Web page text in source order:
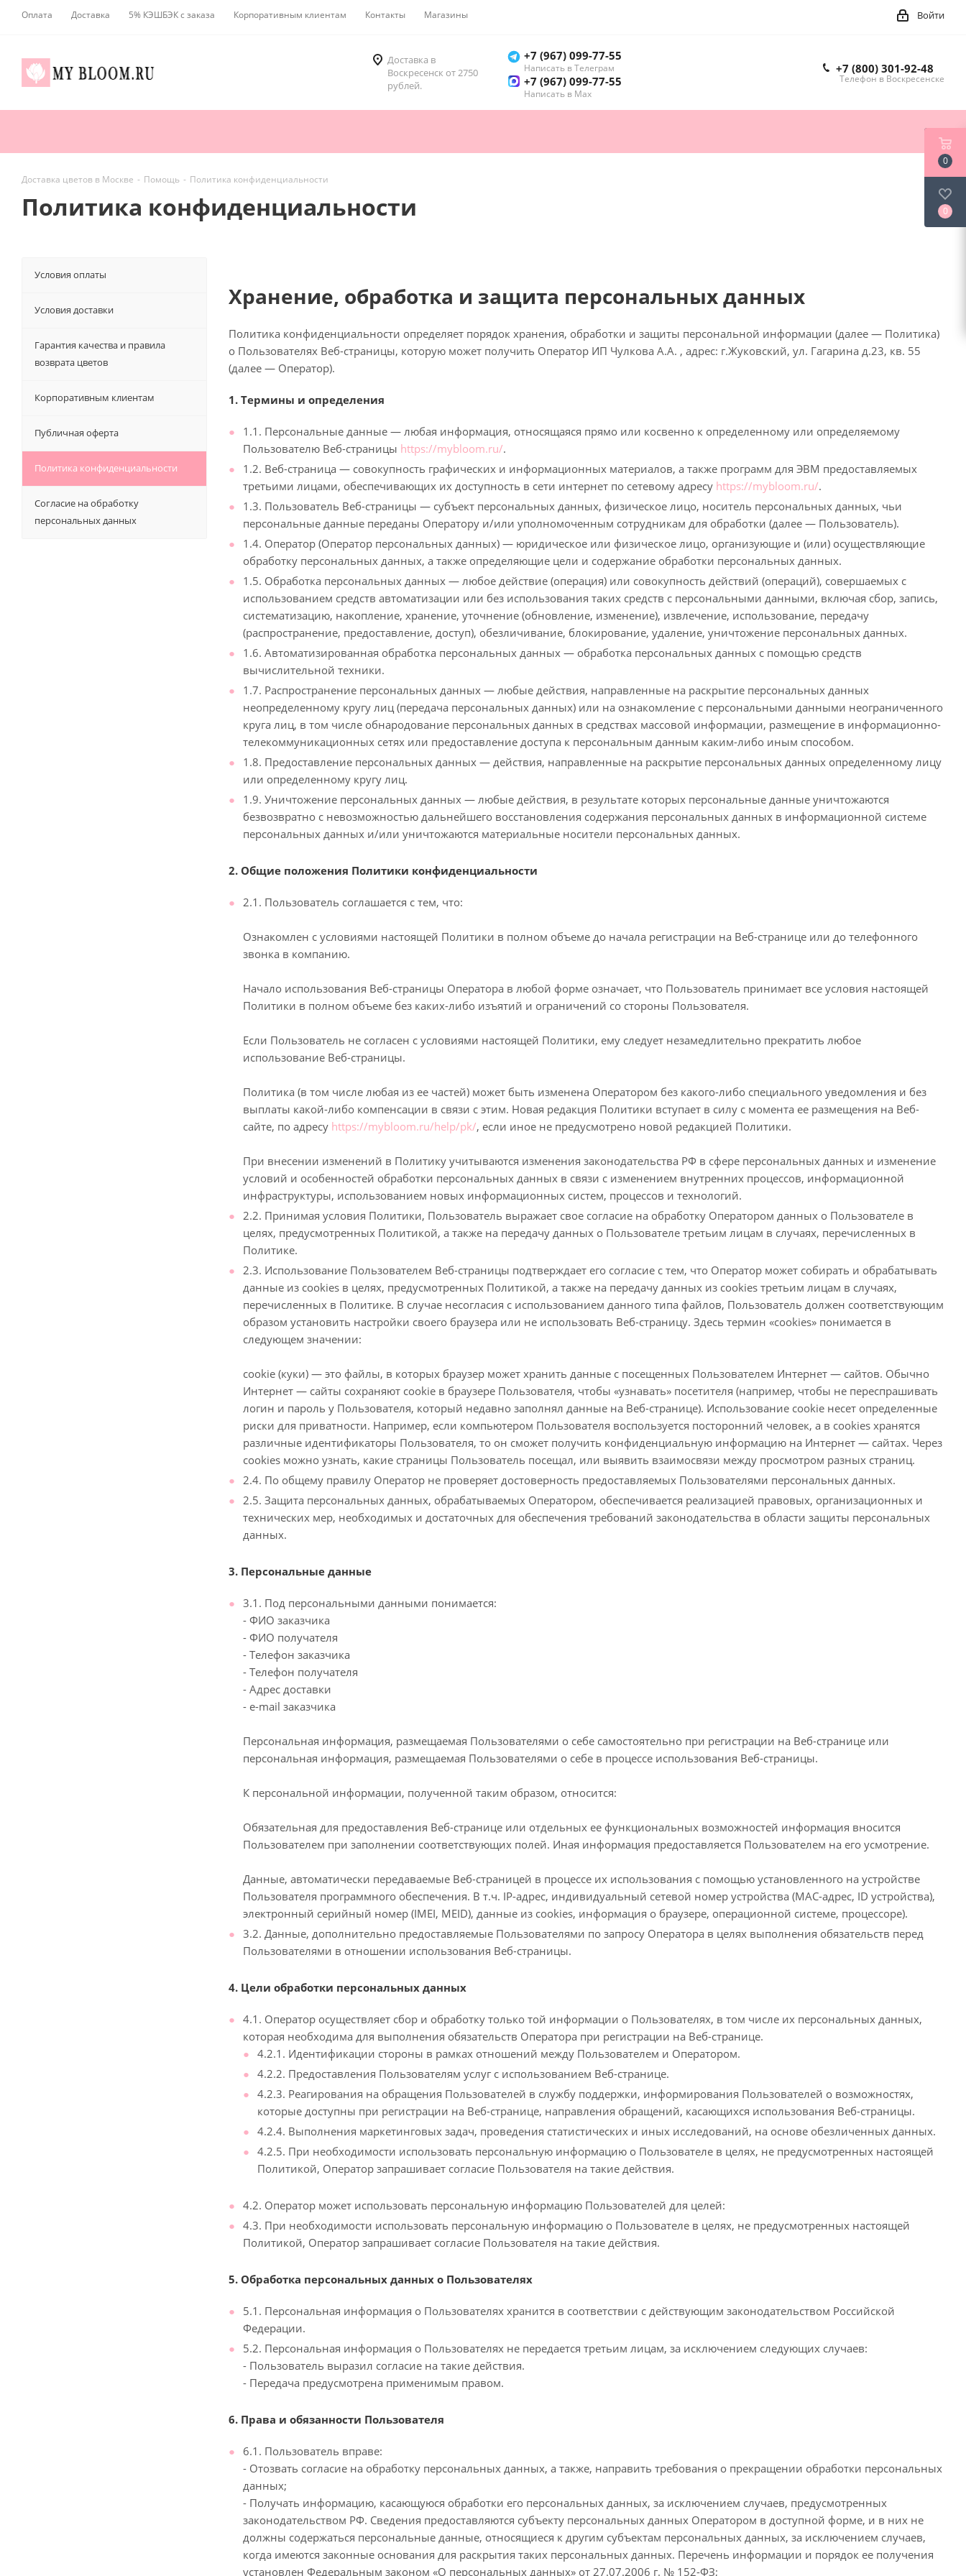
Оплата Доставка 5% КЭШБЭК с заказа Корпоративным клиентам Контакты Магазины Войти
Доставка в
Воскресенск от 2750
рублей.
+7 (967) 099-77-55
Написать в Телеграм
+7 (967) 099-77-55
Написать в Мах
+7 (800) 301-92-48
Телефон в Воскресенске
Доставка цветов в Москве - Помощь - Политика конфиденциальности
Политика конфиденциальности
Хранение, обработка и защита персональных данных
Политика конфиденциальности определяет порядок хранения, обработки и защиты персональной информации (далее — Политика)
о Пользователях Веб-страницы, которую может получить Оператор ИП Чулкова А.А. , адрес: г.Жуковский, ул. Гагарина д.23, кв. 55
(далее — Оператор).
1. Термины и определения
1.1. Персональные данные — любая информация, относящаяся прямо или косвенно к определенному или определяемому
Пользователю Веб-страницы https://mybloom.ru/.
1.2. Веб-страница — совокупность графических и информационных материалов, а также программ для ЭВМ предоставляемых
третьими лицами, обеспечивающих их доступность в сети интернет по сетевому адресу https://mybloom.ru/.
1.3. Пользователь Веб-страницы — субъект персональных данных, физическое лицо, носитель персональных данных, чьи
персональные данные переданы Оператору и/или уполномоченным сотрудникам для обработки (далее — Пользователь).
1.4. Оператор (Оператор персональных данных) — юридическое или физическое лицо, организующие и (или) осуществляющие
обработку персональных данных, а также определяющие цели и содержание обработки персональных данных.
1.5. Обработка персональных данных — любое действие (операция) или совокупность действий (операций), совершаемых с
использованием средств автоматизации или без использования таких средств с персональными данными, включая сбор, запись,
систематизацию, накопление, хранение, уточнение (обновление, изменение), извлечение, использование, передачу
(распространение, предоставление, доступ), обезличивание, блокирование, удаление, уничтожение персональных данных.
1.6. Автоматизированная обработка персональных данных — обработка персональных данных с помощью средств
вычислительной техники.
1.7. Распространение персональных данных — любые действия, направленные на раскрытие персональных данных
неопределенному кругу лиц (передача персональных данных) или на ознакомление с персональными данными неограниченного
круга лиц, в том числе обнародование персональных данных в средствах массовой информации, размещение в информационно-
телекоммуникационных сетях или предоставление доступа к персональным данным каким-либо иным способом.
1.8. Предоставление персональных данных — действия, направленные на раскрытие персональных данных определенному лицу
или определенному кругу лиц.
1.9. Уничтожение персональных данных — любые действия, в результате которых персональные данные уничтожаются
безвозвратно с невозможностью дальнейшего восстановления содержания персональных данных в информационной системе
персональных данных и/или уничтожаются материальные носители персональных данных.
2. Общие положения Политики конфиденциальности
2.1. Пользователь соглашается с тем, что:
Ознакомлен с условиями настоящей Политики в полном объеме до начала регистрации на Веб-странице или до телефонного
звонка в компанию.
Начало использования Веб-страницы Оператора в любой форме означает, что Пользователь принимает все условия настоящей
Политики в полном объеме без каких-либо изъятий и ограничений со стороны Пользователя.
Если Пользователь не согласен с условиями настоящей Политики, ему следует незамедлительно прекратить любое
использование Веб-страницы.
Политика (в том числе любая из ее частей) может быть изменена Оператором без какого-либо специального уведомления и без
выплаты какой-либо компенсации в связи с этим. Новая редакция Политики вступает в силу с момента ее размещения на Веб-
сайте, по адресу https://mybloom.ru/help/pk/, если иное не предусмотрено новой редакцией Политики.
При внесении изменений в Политику учитываются изменения законодательства РФ в сфере персональных данных и изменение
условий и особенностей обработки персональных данных в связи с изменением внутренних процессов, информационной
инфраструктуры, использованием новых информационных систем, процессов и технологий.
2.2. Принимая условия Политики, Пользователь выражает свое согласие на обработку Оператором данных о Пользователе в
целях, предусмотренных Политикой, а также на передачу данных о Пользователе третьим лицам в случаях, перечисленных в
Политике.
2.3. Использование Пользователем Веб-страницы подтверждает его согласие с тем, что Оператор может собирать и обрабатывать
данные из cookies в целях, предусмотренных Политикой, а также на передачу данных из cookies третьим лицам в случаях,
перечисленных в Политике. В случае несогласия с использованием данного типа файлов, Пользователь должен соответствующим
образом установить настройки своего браузера или не использовать Веб-страницу. Здесь термин «cookies» понимается в
следующем значении:
cookie (куки) — это файлы, в которых браузер может хранить данные с посещенных Пользователем Интернет — сайтов. Обычно
Интернет — сайты сохраняют cookie в браузере Пользователя, чтобы «узнавать» посетителя (например, чтобы не переспрашивать
логин и пароль у Пользователя, который недавно заполнял данные на Веб-странице). Использование cookie несет определенные
риски для приватности. Например, если компьютером Пользователя воспользуется посторонний человек, а в cookies хранятся
различные идентификаторы Пользователя, то он сможет получить конфиденциальную информацию на Интернет — сайтах. Через
cookies можно узнать, какие страницы Пользователь посещал, или выявить взаимосвязи между просмотром разных страниц.
2.4. По общему правилу Оператор не проверяет достоверность предоставляемых Пользователями персональных данных.
2.5. Защита персональных данных, обрабатываемых Оператором, обеспечивается реализацией правовых, организационных и
технических мер, необходимых и достаточных для обеспечения требований законодательства в области защиты персональных
данных.
3. Персональные данные
3.1. Под персональными данными понимается:
- ФИО заказчика
- ФИО получателя
- Телефон заказчика
- Телефон получателя
- Адрес доставки
- e-mail заказчика
Персональная информация, размещаемая Пользователями о себе самостоятельно при регистрации на Веб-странице или
персональная информация, размещаемая Пользователями о себе в процессе использования Веб-страницы.
К персональной информации, полученной таким образом, относится:
Обязательная для предоставления Веб-странице или отдельных ее функциональных возможностей информация вносится
Пользователем при заполнении соответствующих полей. Иная информация предоставляется Пользователем на его усмотрение.
Данные, автоматически передаваемые Веб-страницей в процессе их использования с помощью установленного на устройстве
Пользователя программного обеспечения. В т.ч. IP-адрес, индивидуальный сетевой номер устройства (MAC-адрес, ID устройства),
электронный серийный номер (IMEI, MEID), данные из cookies, информация о браузере, операционной системе, процессоре).
3.2. Данные, дополнительно предоставляемые Пользователями по запросу Оператора в целях выполнения обязательств перед
Пользователями в отношении использования Веб-страницы.
4. Цели обработки персональных данных
4.1. Оператор осуществляет сбор и обработку только той информации о Пользователях, в том числе их персональных данных,
которая необходима для выполнения обязательств Оператора при регистрации на Веб-странице.
4.2.1. Идентификации стороны в рамках отношений между Пользователем и Оператором.
4.2.2. Предоставления Пользователям услуг с использованием Веб-странице.
4.2.3. Реагирования на обращения Пользователей в службу поддержки, информирования Пользователей о возможностях,
которые доступны при регистрации на Веб-странице, направления обращений, касающихся использования Веб-страницы.
4.2.4. Выполнения маркетинговых задач, проведения статистических и иных исследований, на основе обезличенных данных.
4.2.5. При необходимости использовать персональную информацию о Пользователе в целях, не предусмотренных настоящей
Политикой, Оператор запрашивает согласие Пользователя на такие действия.
4.2. Оператор может использовать персональную информацию Пользователей для целей:
4.3. При необходимости использовать персональную информацию о Пользователе в целях, не предусмотренных настоящей
Политикой, Оператор запрашивает согласие Пользователя на такие действия.
5. Обработка персональных данных о Пользователях
5.1. Персональная информация о Пользователях хранится в соответствии с действующим законодательством Российской
Федерации.
5.2. Персональная информация о Пользователях не передается третьим лицам, за исключением следующих случаев:
- Пользователь выразил согласие на такие действия.
- Передача предусмотрена применимым правом.
6. Права и обязанности Пользователя
6.1. Пользователь вправе:
- Отозвать согласие на обработку персональных данных, а также, направить требования о прекращении обработки персональных
данных;
- Получать информацию, касающуюся обработки его персональных данных, за исключением случаев, предусмотренных
законодательством РФ. Сведения предоставляются субъекту персональных данных Оператором в доступной форме, и в них не
должны содержаться персональные данные, относящиеся к другим субъектам персональных данных, за исключением случаев,
когда имеются законные основания для раскрытия таких персональных данных. Перечень информации и порядок ее получения
установлен Федеральным законом «О персональных данных» от 27.07.2006 г. № 152-ФЗ;
Условия оплаты
Условия доставки
Гарантия качества и правила
возврата цветов
Корпоративным клиентам
Публичная оферта
Политика конфиденциальности
Согласие на обработку
персональных данных
0
0